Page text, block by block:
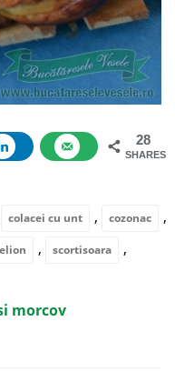
28
SHARES
colacei cu unt , cozonac ,
, scortisoara ,
morcov